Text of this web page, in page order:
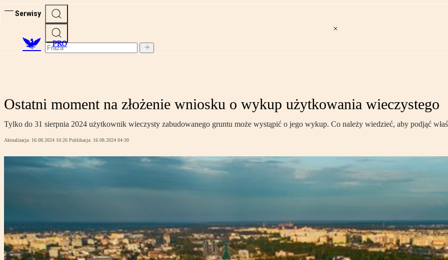
Serwisy
PRO
Ostatni moment na złożenie wniosku o wykup użytkowania wieczystego
Tylko do 31 sierpnia 2024 użytkownik wieczysty zabudowanego gruntu może wystąpić o jego wykup. Co należy wiedzieć, aby podjąć
Aktualizacja: 16.08.2024 10:26 Publikacja: 16.08.2024 04:30